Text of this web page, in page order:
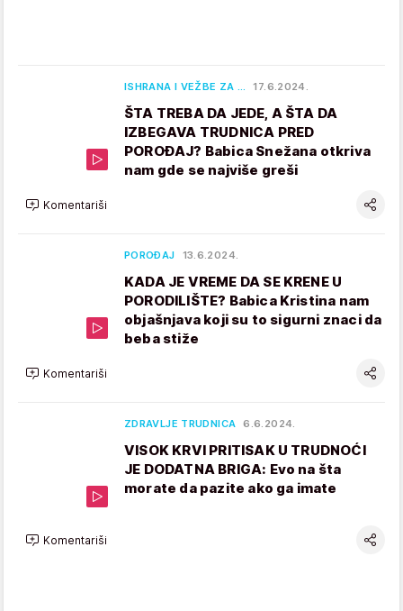
ISHRANA I VEŽBE ZA … 17.6.2024.
ŠTA TREBA DA JEDE, A ŠTA DA
IZBEGAVA TRUDNICA PRED
POROĐAJ? Babica Snežana otkriva
nam gde se najviše greši
Komentariši
POROĐAJ 13.6.2024.
KADA JE VREME DA SE KRENE U
PORODILIŠTE? Babica Kristina nam
objašnjava koji su to sigurni znaci da
beba stiže
Komentariši
ZDRAVLJE TRUDNICA 6.6.2024.
VISOK KRVI PRITISAK U TRUDNOĆI
JE DODATNA BRIGA: Evo na šta
morate da pazite ako ga imate
Komentariši